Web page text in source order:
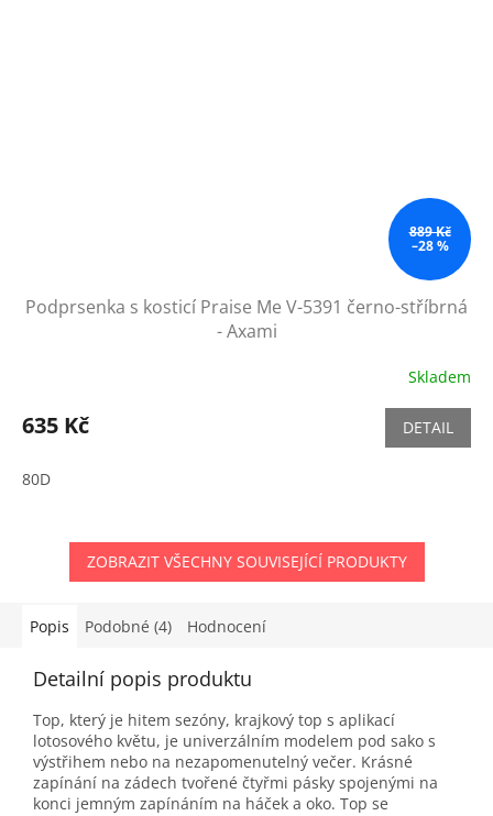
889 Kč
–28 %
Podprsenka s kosticí Praise Me V-5391 černo-stříbrná
- Axami
Skladem
635 Kč DETAIL
80D
ZOBRAZIT VŠECHNY SOUVISEJÍCÍ PRODUKTY
Popis Podobné (4) Hodnocení
Detailní popis produktu
Top, který je hitem sezóny, krajkový top s aplikací
lotosového květu, je univerzálním modelem pod sako s
výstřihem nebo na nezapomenutelný večer. Krásné
zapínání na zádech tvořené čtyřmi pásky spojenými na
konci jemným zapínáním na háček a oko. Top se